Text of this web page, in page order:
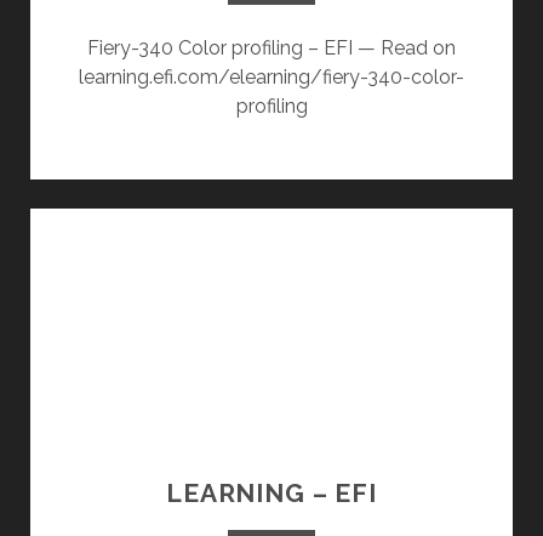
Fiery-340 Color profiling – EFI — Read on
learning.efi.com/elearning/fiery-340-color-
profiling
LEARNING – EFI